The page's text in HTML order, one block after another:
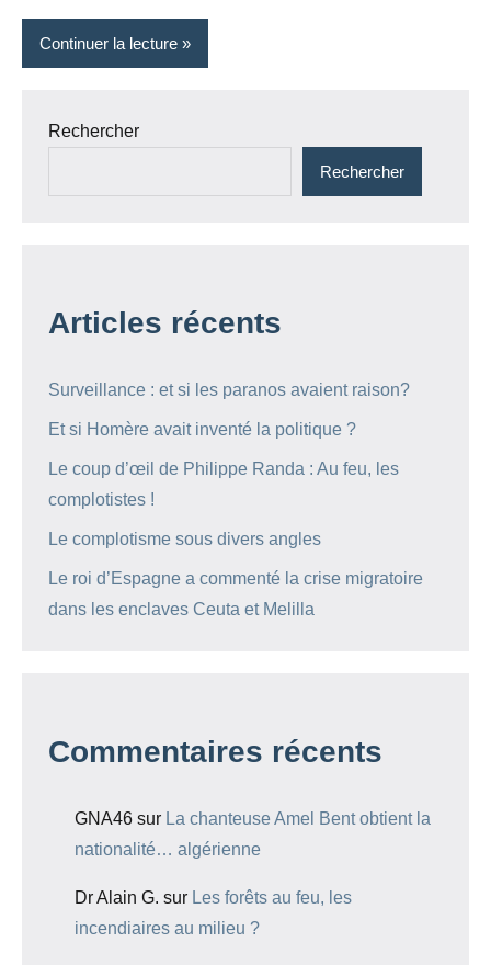
Continuer la lecture
Rechercher
Rechercher
Articles récents
Surveillance : et si les paranos avaient raison?
Et si Homère avait inventé la politique ?
Le coup d’œil de Philippe Randa : Au feu, les
complotistes !
Le complotisme sous divers angles
Le roi d’Espagne a commenté la crise migratoire
dans les enclaves Ceuta et Melilla
Commentaires récents
GNA46 sur La chanteuse Amel Bent obtient la
nationalité… algérienne
Dr Alain G. sur Les forêts au feu, les
incendiaires au milieu ?